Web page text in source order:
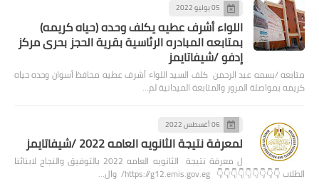
05 يوليو 2022
اللواء أشرف عطيه يكلف وحده (حياه كريمه)
بمتابعه المبادره الرئاسية بقرية الحجز بحرى مركز
إدفو /شيفاتايمز
متابعه /بسمه عبد الرحمن كلف السيد اللواء أشرف عطيه محافظ أسوان وحده حياه
كريمه بمواصلة المرور والمتابعة الميدانية لم…
06 أغسطس 2022
لمعرفة نتيجة الثانويه العامه 2022 /شيفاتايمز
ل معرفة نتيجة الثانويه العامه 2022 بالتوفيق والنجاح لابنائنا
الطلاب 👇👇👇👇👇👇👇👇👇 https://g12.emis.gov.eg/ وال…